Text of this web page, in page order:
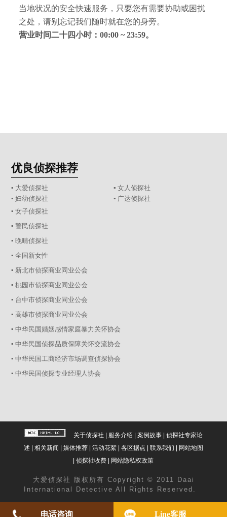
当地状况的安全快速服务，只要您有需要协助或困扰
之处，请别忘记我们随时就在您的身旁。
营业时间二十四小时：00:00 ~ 23:59。
优良侦探推荐
▪ 大爱侦探社
▪ 女人侦探社
▪ 妇幼侦探社
▪ 广达侦探社
▪ 女子侦探社
▪ 警民侦探社
▪ 晚晴侦探社
▪ 全国新女性
▪ 新北市侦探商业同业公会
▪ 桃园市侦探商业同业公会
▪ 台中市侦探商业同业公会
▪ 高雄市侦探商业同业公会
▪ 中华民国婚姻感情家庭暴力关怀协会
▪ 中华民国侦探品质保障关怀交流协会
▪ 中华民国工商经济市场调查侦探协会
▪ 中华民国侦探专业经理人协会
关于侦探社 | 服务介绍 | 案例故事| 侦探社专家论
述 | 相关新闻 | 媒体推荐| 活动花絮| 各区据点 | 联系我们 | 网站地图
|侦探社收费 | 网站隐私权政策
大爱 侦探社
版权所有 Copyright © 2011 Daai
International Detective All Rights Reserved.
电话咨询 Line客服